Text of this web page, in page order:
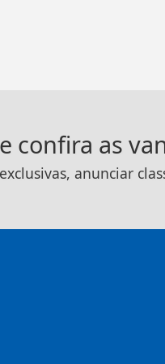
confira as
anunciar